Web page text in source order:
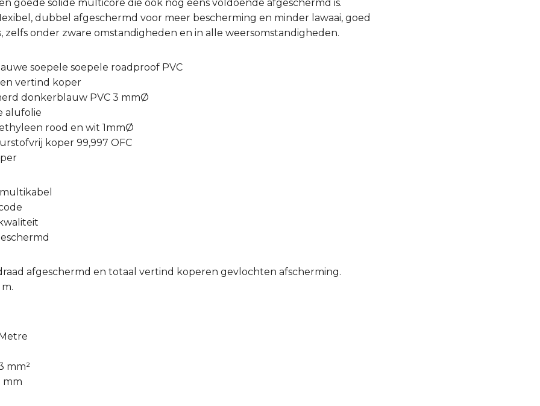
goede solide multicore die ook nog eens voldoende afgeschermd is.
dubbel afgeschermd voor meer bescherming en minder lawaai, goed
onder zware omstandigheden en in alle weersomstandigheden.
soepele soepele roadproof PVC
vertind koper
donkerblauw PVC 3 mmØ
alufolie
rood en wit 1mmØ
koper 99,997 OFC
afgeschermd en totaal vertind koperen gevlochten afscherming.
mm²
mm